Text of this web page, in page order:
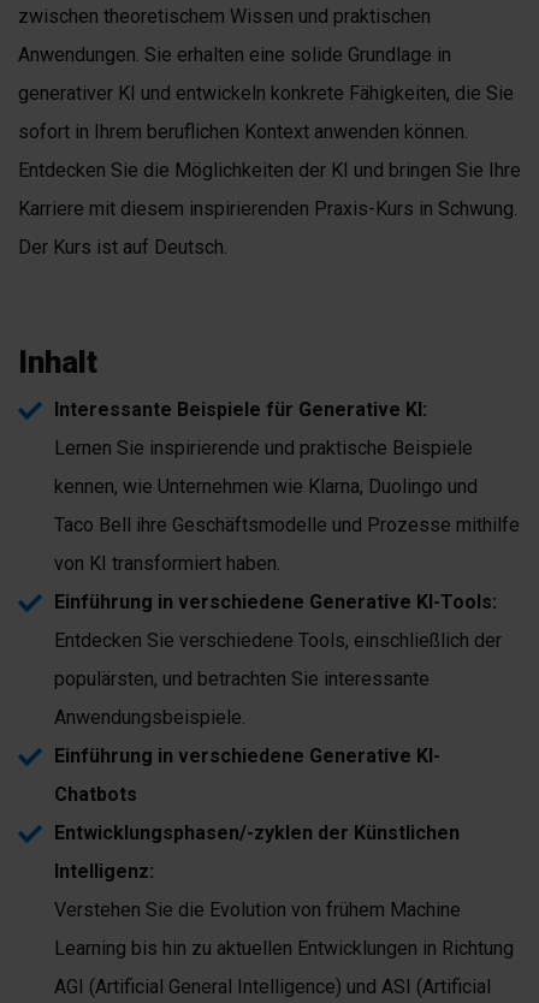
zwischen theoretischem Wissen und praktischen
Anwendungen. Sie erhalten eine solide Grundlage in
generativer KI und entwickeln konkrete Fähigkeiten, die Sie
sofort in Ihrem beruflichen Kontext anwenden können.
Entdecken Sie die Möglichkeiten der KI und bringen Sie Ihre
Karriere mit diesem inspirierenden Praxis-Kurs in Schwung.
Der Kurs ist auf Deutsch.
Inhalt
Interessante Beispiele für Generative KI:
Lernen Sie inspirierende und praktische Beispiele
kennen, wie Unternehmen wie Klarna, Duolingo und
Taco Bell ihre Geschäftsmodelle und Prozesse mithilfe
von KI transformiert haben.
Einführung in verschiedene Generative KI-Tools:
Entdecken Sie verschiedene Tools, einschließlich der
populärsten, und betrachten Sie interessante
Anwendungsbeispiele.
Einführung in verschiedene Generative KI-
Chatbots
Entwicklungsphasen/-zyklen der Künstlichen
Intelligenz:
Verstehen Sie die Evolution von frühem Machine
Learning bis hin zu aktuellen Entwicklungen in Richtung
AGI (Artificial General Intelligence) und ASI (Artificial